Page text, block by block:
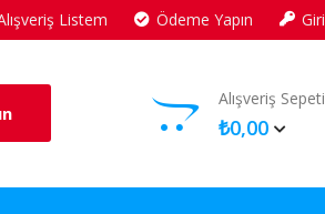
Listem Ödeme Yapın
Alışveriş
₺0,00